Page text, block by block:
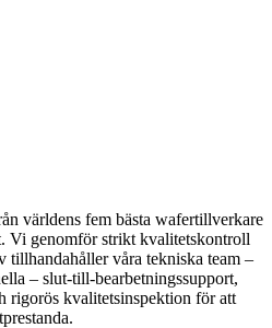
världens fem bästa wafertillverkare
Vi genomför strikt kvalitetskontroll
tillhandahåller våra tekniska team –
– slut-till-bearbetningssupport,
rigorös kvalitetsinspektion för att